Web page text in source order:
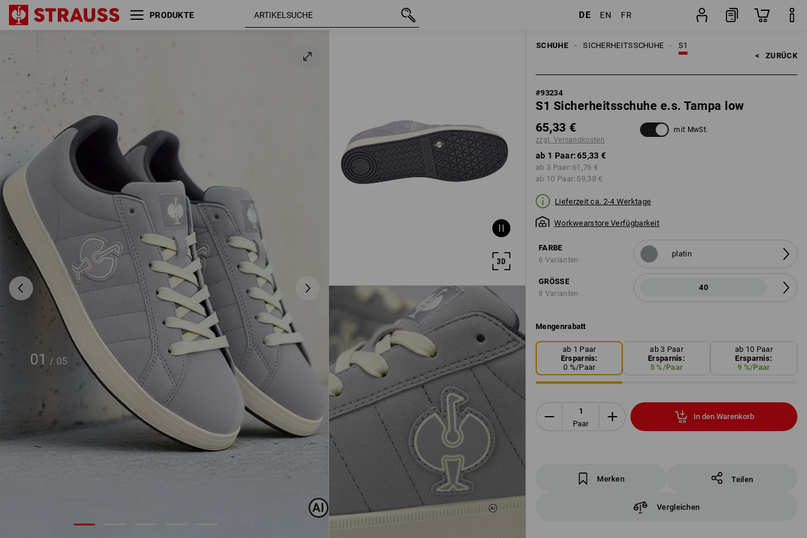
PRODUKTE DE EN FR
01 / 05
SCHUHE S1
SICHERHEITSSCHUHE
< ZURÜCK
#93234
S1 Sicherheitsschuhe e.s. Tampa low
65,33 €
zzgl. Versandkosten
mit MwSt.
ab 1 Paar:65,33 €
ab 3 Paar: 61,76 €
ab 10 Paar: 59,38 €
Lieferzeit ca. 2-4 Werktage
Workwearstore Verfügbarkeit
FARBE
6 Varianten
platin
GRÖSSE
8 Varianten
40
Mengenrabatt
ab 1 Paar
Ersparnis:
0 %/Paar
ab 3 Paar
Ersparnis:
5 %/Paar
ab 10 Paar
Ersparnis:
9 %/Paar
Paar
In den Warenkorb
Merken Teilen
Vergleichen
S1 Sicherheitsschuhe e.s.
platin 40 65,33 €